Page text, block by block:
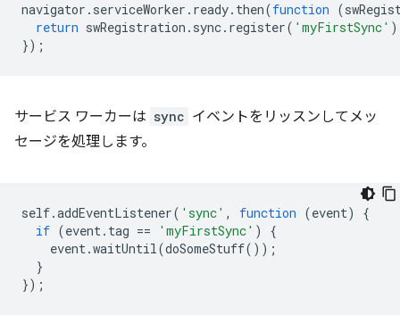
navigator . serviceWorker . ready. then(function (
return swRegistration . sync. register( 'myFirstSync'
});
サービス ワーカーは sync イベントをリッスンしてメッ
セージを処理します。
self.addEventListener( 'sync' , function (event)
{
if (event. tag == 'myFirstSync' )
{
event.waitUntil(doSomeStuff());
}
});